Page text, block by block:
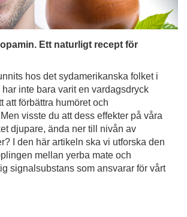
Ett naturligt recept för
hos det sydamerikanska folket i
inte bara varit en vardagsdryck
att förbättra humöret och
visste du att dess effekter på våra
djupare, ända ner till nivån av
I den här artikeln ska vi utforska den
mellan yerba mate och
signalsubstans som ansvarar för vårt